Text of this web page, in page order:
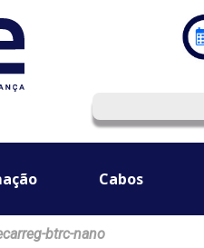
Cabos
btrc-nano